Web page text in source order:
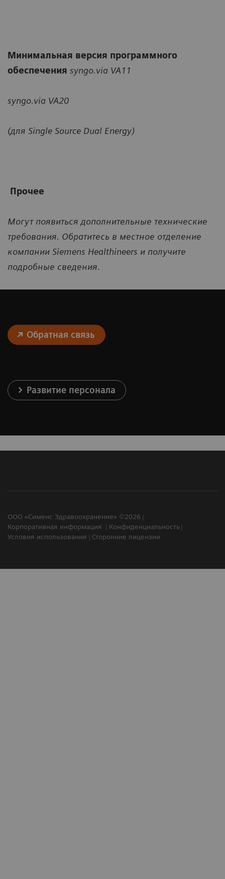
Минимальная версия программного
обеспечения syngo.via VA11
syngo.via VA20
(для Single Source Dual Energy)
Прочее
Могут появиться дополнительные технические
требования. Обратитесь в местное отделение
компании Siemens Healthineers и получите
подробные сведения.
Обратная связь
Развитие персонала
ООО «Сименс Здравоохранение» ©2026
Корпоративная информация
Конфиденциальность
Условия использования
Сторонние лицензии